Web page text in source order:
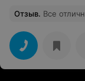
Отзыв. Все